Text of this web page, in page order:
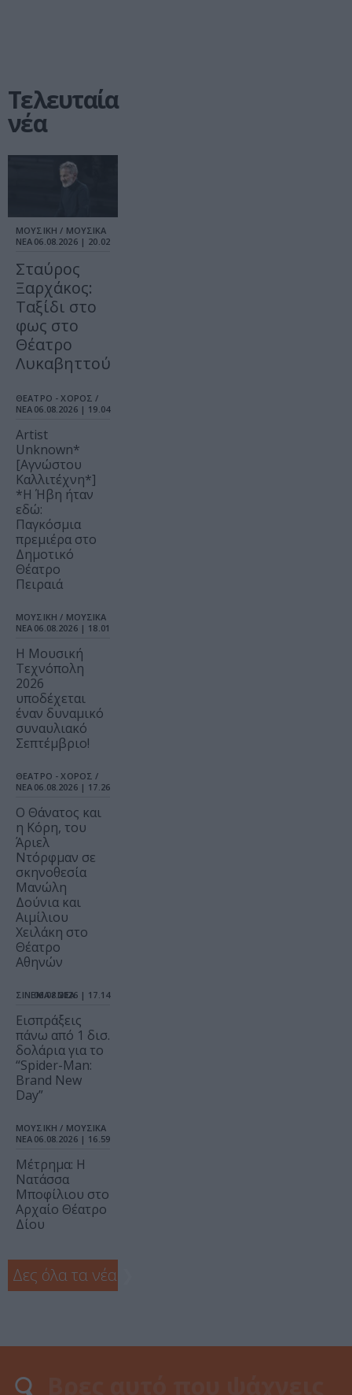
Τελευταία
νέα
ΜΟΥΣΙΚΗ / ΜΟΥΣΙΚΑ
ΝΕΑ 06.08.2026 | 20.02
Σταύρος
Ξαρχάκος:
Ταξίδι στο
φως στο
Θέατρο
Λυκαβηττού
ΘΕΑΤΡΟ - ΧΟΡΟΣ /
ΝΕΑ 06.08.2026 | 19.04
Artist
Unknown*
[Αγνώστου
Καλλιτέχνη*]
*Η Ήβη ήταν
εδώ:
Παγκόσμια
πρεμιέρα στο
Δημοτικό
Θέατρο
Πειραιά
ΜΟΥΣΙΚΗ / ΜΟΥΣΙΚΑ
ΝΕΑ 06.08.2026 | 18.01
Η Μουσική
Τεχνόπολη
2026
υποδέχεται
έναν δυναμικό
συναυλιακό
Σεπτέμβριο!
ΘΕΑΤΡΟ - ΧΟΡΟΣ /
ΝΕΑ 06.08.2026 | 17.26
Ο Θάνατος και
η Κόρη, του
Άριελ
Ντόρφμαν σε
σκηνοθεσία
Μανώλη
Δούνια και
Αιμίλιου
Χειλάκη στο
Θέατρο
Αθηνών
ΣΙΝΕΜΑ / ΝΕΑ
06.08.2026 | 17.14
Εισπράξεις
πάνω από 1 δισ.
δολάρια για το
“Spider-Man:
Brand New
Day”
ΜΟΥΣΙΚΗ / ΜΟΥΣΙΚΑ
ΝΕΑ 06.08.2026 | 16.59
Μέτρημα: Η
Νατάσσα
Μποφίλιου στο
Αρχαίο Θέατρο
Δίου
Δες όλα τα νέα